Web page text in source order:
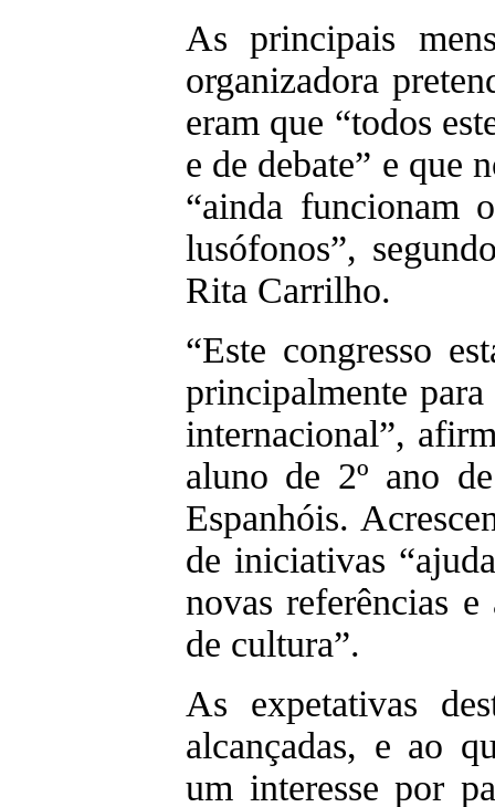
As principais
organizadora
eram que “todos
e de debate” e que
“ainda funcionam
lusófonos”,
Rita Carrilho.
“Este congresso
principalmente
internacional”,
aluno de 2º ano
Espanhóis.
de iniciativas
novas referências
de cultura”.
As expetativas
alcançadas, e ao
um interesse por